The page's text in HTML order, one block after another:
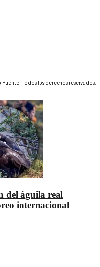
Todos los derechos reservados.
del águila real
internacional